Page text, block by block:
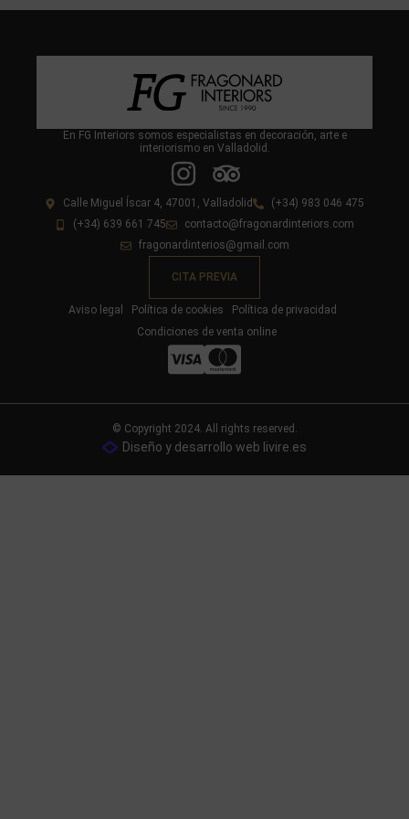
En FG Interiors somos especialistas en decoración, arte e
interiorismo en Valladolid.
Calle Miguel Íscar 4, 47001, Valladolid
(+34) 983 046 475
(+34) 639 661 745
contacto@fragonardinteriors.com
fragonardinterios@gmail.com
CITA PREVIA
Aviso legal Política de cookies
Política de privacidad
Condiciones de venta online
© Copyright 2024. All rights reserved.
Diseño y desarrollo web livire.es